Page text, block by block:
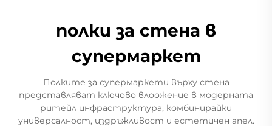
полки за стена в
супермаркет
Полките за супермаркети върху стена
представляват ключово влоожение в модерната
ритейл инфраструктура, комбинирайки
универсалност, издръжливост и естетичен апел.